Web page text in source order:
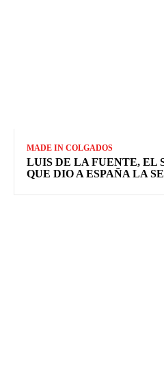
MADE IN COLGADOS
LUIS DE LA FUENTE, EL
QUE DIO A ESPAÑA LA